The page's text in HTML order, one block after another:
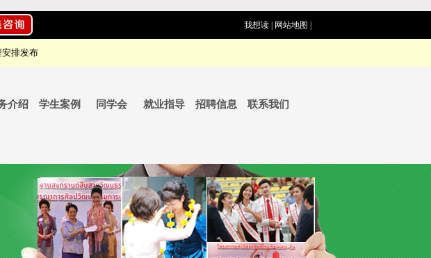
我想读 网站地图
排发布
介绍 学生案例 同学会 就业指导 招聘信息 联系我们